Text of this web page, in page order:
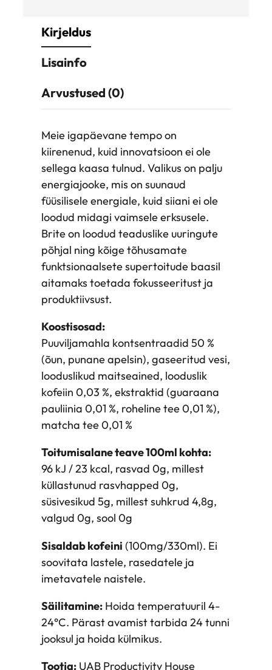
d
s
i
e
n
e
r
g
i
a
j
o
o
k
p
u
n
a
n
e
a
p
e
l
k
o
g
s
Kirjeldus
Lisainfo
Arvustused (0)
Meie igapäevane tempo on
kiirenenud, kuid innovatsioon ei ole
sellega kaasa tulnud. Valikus on palju
energiajooke, mis on suunaud
füüsilisele energiale, kuid siiani ei ole
loodud midagi vaimsele erksusele.
Brite on loodud teaduslike uuringute
põhjal ning kõige tõhusamate
funktsionaalsete supertoitude baasil
aitamaks toetada fokusseeritust ja
produktiivsust.
Koostisosad:
Puuviljamahla kontsentraadid 50 %
(õun, punane apelsin), gaseeritud vesi,
looduslikud maitseained, looduslik
kofeiin 0,03 %, ekstraktid (guaraana
pauliinia 0,01 %, roheline tee 0,01 %),
matcha tee 0,01 %
Toitumisalane teave 100ml kohta:
96 kJ / 23 kcal, rasvad 0g, millest
küllastunud rasvhapped 0g,
süsivesikud 5g, millest suhkrud 4,8g,
valgud 0g, sool 0g
Sisaldab kofeini (100mg/330ml). Ei
soovitata lastele, rasedatele ja
imetavatele naistele.
Säilitamine: Hoida temperatuuril 4-
24°C. Pärast avamist tarbida 24 tunni
jooksul ja hoida külmikus.
Tootja: UAB Productivity House